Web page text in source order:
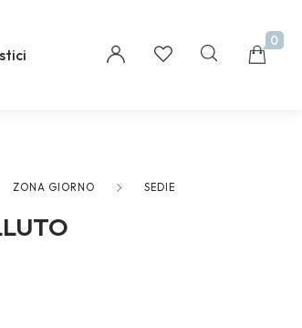
creative assets, use smart design
0
ZONA GIORNO SEDIE